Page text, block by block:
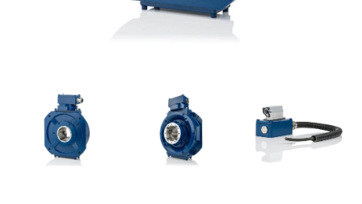
Impulsverteiler
Impulsumformer
Frequenz-Spannungs-Wandler